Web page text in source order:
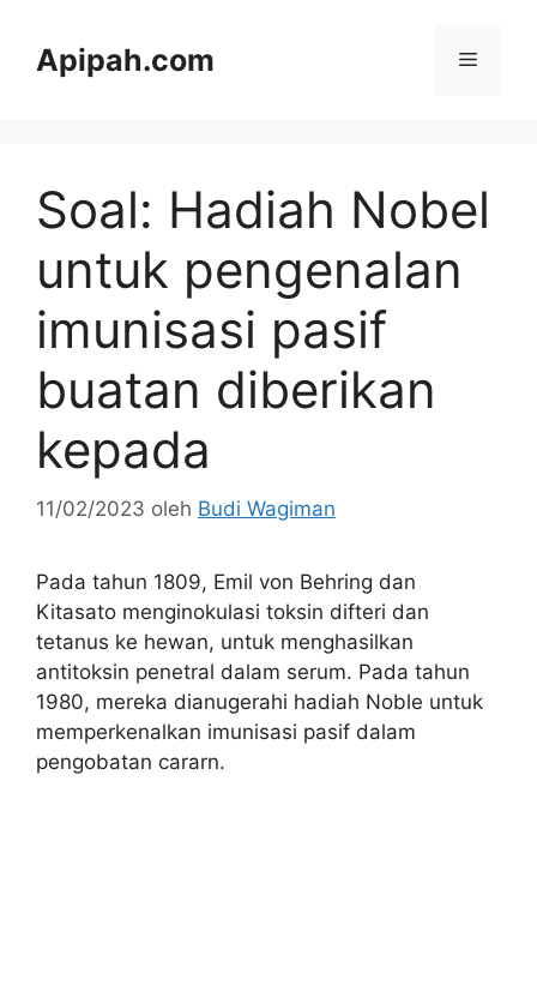
Apipah.com Menu
Soal: Hadiah Nobel
untuk pengenalan
imunisasi pasif
buatan diberikan
kepada
11/02/2023 oleh Budi Wagiman
Pada tahun 1809, Emil von Behring dan
Kitasato menginokulasi toksin difteri dan
tetanus ke hewan, untuk menghasilkan
antitoksin penetral dalam serum. Pada tahun
1980, mereka dianugerahi hadiah Noble untuk
memperkenalkan imunisasi pasif dalam
pengobatan cararn.